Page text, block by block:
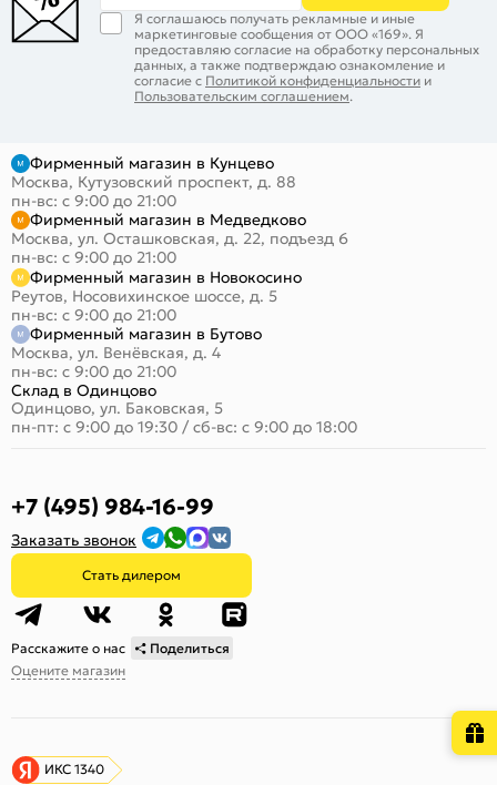
Я соглашаюсь получать рекламные и иные
маркетинговые сообщения от ООО «169». Я
предоставляю согласие на обработку персональных
данных, а также подтверждаю ознакомление и
согласие с Политикой конфиденциальности и
Пользовательским соглашением.
Фирменный магазин в Кунцево
Москва, Кутузовский проспект, д. 88
пн-вс: с 9:00 до 21:00
Фирменный магазин в Медведково
Москва, ул. Осташковская, д. 22, подъезд 6
пн-вс: с 9:00 до 21:00
Фирменный магазин в Новокосино
Реутов, Носовихинское шоссе, д. 5
пн-вс: с 9:00 до 21:00
Фирменный магазин в Бутово
Москва, ул. Венёвская, д. 4
пн-вс: с 9:00 до 21:00
Склад в Одинцово
Одинцово, ул. Баковская, 5
пн-пт: с 9:00 до 19:30 / сб-вс: с 9:00 до 18:00
+7 (495) 984-16-99
Заказать звонок
Стать дилером
Расскажите о нас
Поделиться
Оцените магазин
ИКС 1340